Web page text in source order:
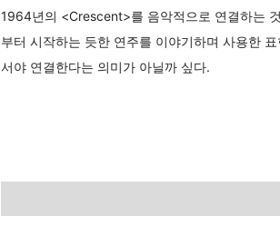
1964년의 <Crescent>를 음악적으로 연결하는
부터 시작하는 듯한 연주를 이야기하며 사용한
서야 연결한다는 의미가 아닐까 싶다.